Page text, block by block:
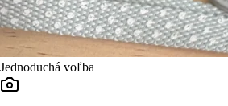
Jednoduchá voľba